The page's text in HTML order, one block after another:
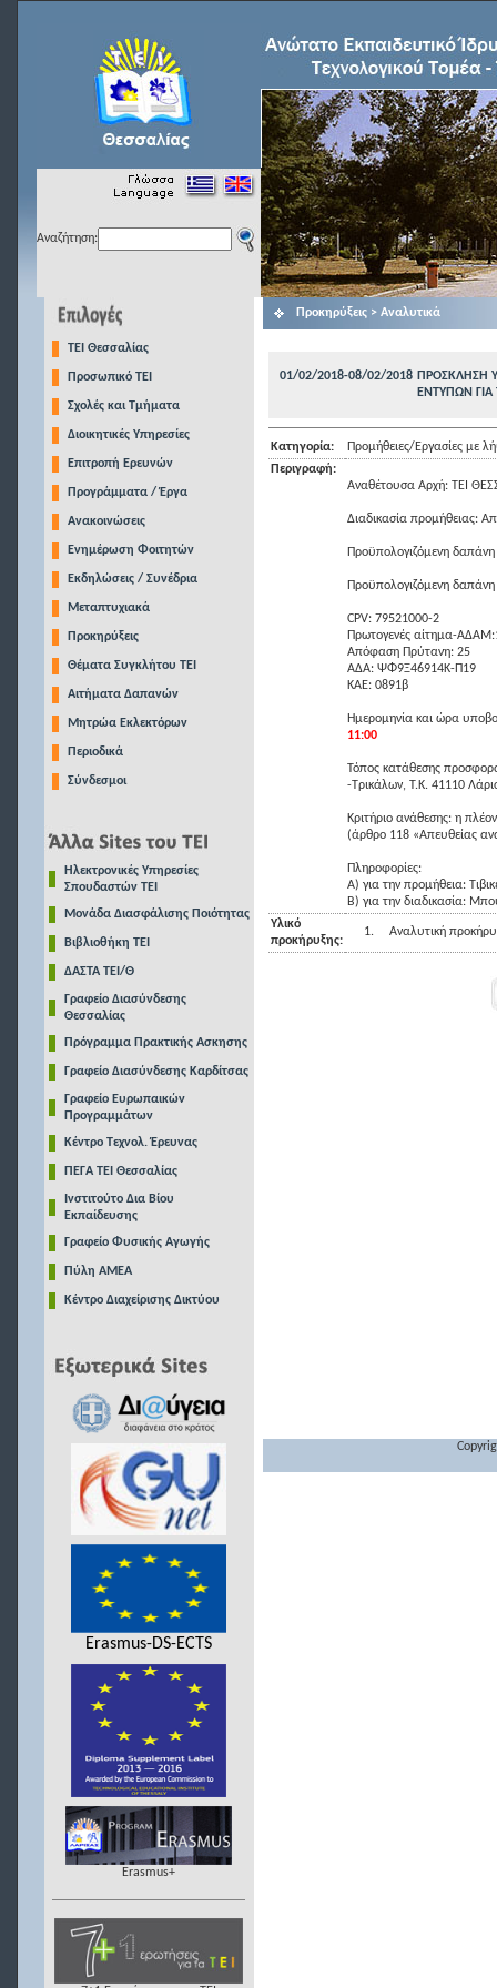
Αναζήτηση:
TEI Θεσσαλίας
Προσωπικό ΤΕΙ
Σχολές και Τμήματα
Διοικητικές Υπηρεσίες
Επιτροπή Ερευνών
Προγράμματα / Έργα
Ανακοινώσεις
Ενημέρωση Φοιτητών
Εκδηλώσεις / Συνέδρια
Μεταπτυχιακά
Προκηρύξεις
Θέματα Συγκλήτου ΤΕΙ
Αιτήματα Δαπανών
Μητρώα Εκλεκτόρων
Περιοδικά
Σύνδεσμοι
Ηλεκτρονικές Υπηρεσίες
Σπουδαστών ΤΕΙ
Μονάδα Διασφάλισης Ποιότητας
Βιβλιοθήκη ΤΕΙ
ΔΑΣΤΑ ΤΕΙ/Θ
Γραφείο Διασύνδεσης
Θεσσαλίας
Πρόγραμμα Πρακτικής Ασκησης
Γραφείο Διασύνδεσης Καρδίτσας
Γραφείο Ευρωπαικών
Προγραμμάτων
Κέντρο Τεχνολ. Έρευνας
ΠΕΓΑ ΤΕΙ Θεσσαλίας
Ινστιτούτο Δια Βίου
Εκπαίδευσης
Γραφείο Φυσικής Αγωγής
Πύλη ΑΜΕΑ
Κέντρο Διαχείρισης Δικτύου
Erasmus-DS-ECTS
Erasmus+
Προκηρύξεις > Αναλυτικά
01/02/2018-08/02/2018 ΠΡΟΣΚΛΗΣΗ
ΕΝΤΥΠΩΝ ΓΙΑ
Κατηγορία:
Προμήθειες/Εργασίες με
Περιγραφή:
Αναθέτουσα Αρχή: ΤΕΙ
Διαδικασία προμήθειας:
Προϋπολογιζόμενη
Προϋπολογιζόμενη
CPV: 79521000-2
Πρωτογενές αίτημα-
Απόφαση Πρύτανη: 25
ΑΔΑ: ΨΦ9Ξ46914Κ-Π19
ΚΑΕ: 0891β
Ημερομηνία και ώρα
11:00
Τόπος κατάθεσης
-Τρικάλων, Τ.Κ. 41110
Κριτήριο ανάθεσης: η
(άρθρο 118 «Απευθείας
Πληροφορίες:
Α) για την προμήθεια:
Β) για την διαδικασία:
Υλικό
προκήρυξης:
1. Αναλυτική